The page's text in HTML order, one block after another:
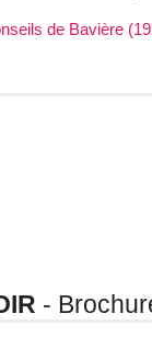
de Bavière
-